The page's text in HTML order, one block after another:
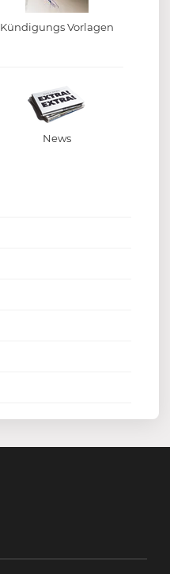
Kündigungs Vorlagen
News